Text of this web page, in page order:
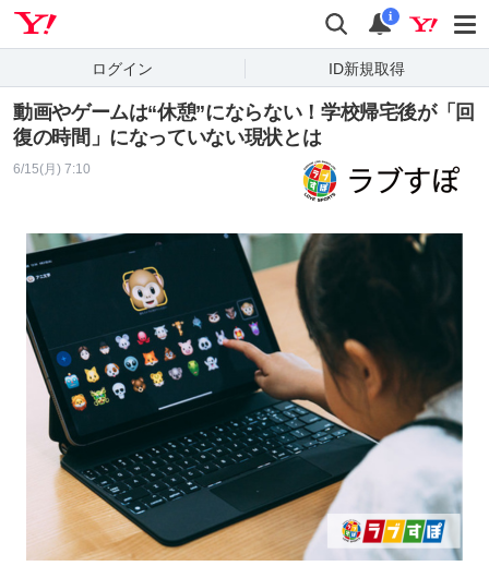
検索 通知
i
ログイン ID新規取得
動画やゲームは“休憩”にならない！学校帰宅後が「回
復の時間」になっていない現状とは
6/15(月) 7:10